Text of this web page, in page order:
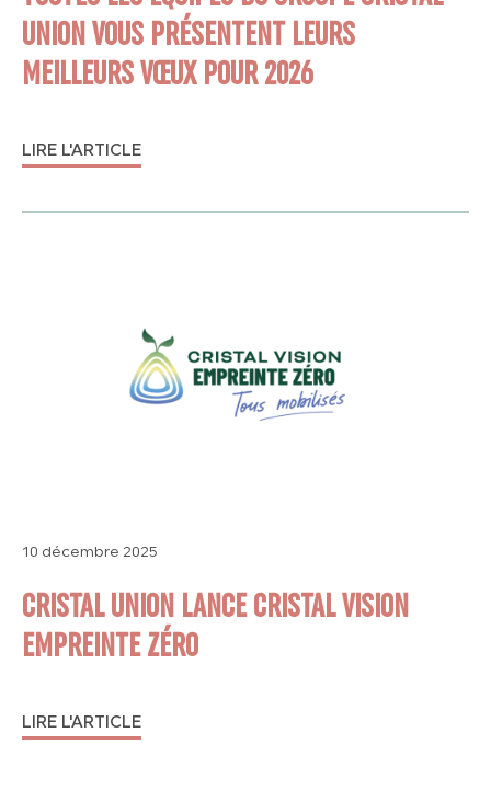
UNION VOUS PRÉSENTENT LEURS
MEILLEURS VŒUX POUR 2026
LIRE L'ARTICLE
10 décembre 2025
CRISTAL UNION LANCE CRISTAL VISION
EMPREINTE ZÉRO
LIRE L'ARTICLE